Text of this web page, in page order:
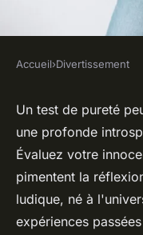
Test de
à évaluer
admin•14 mai 2025•5
Accueil›Divertissement
Un test de pureté
une profonde
Évaluez votre
pimentent la
ludique, né à
expériences